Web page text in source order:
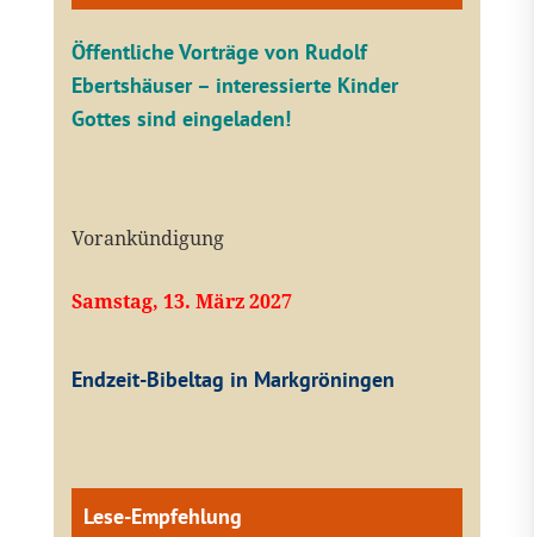
Öffentliche Vorträge von Rudolf
Ebertshäuser – interessierte Kinder
Gottes sind eingeladen!
Vorankündigung
Samstag, 13. März 2027
Endzeit-Bibeltag in Markgröningen
Lese-Empfehlung